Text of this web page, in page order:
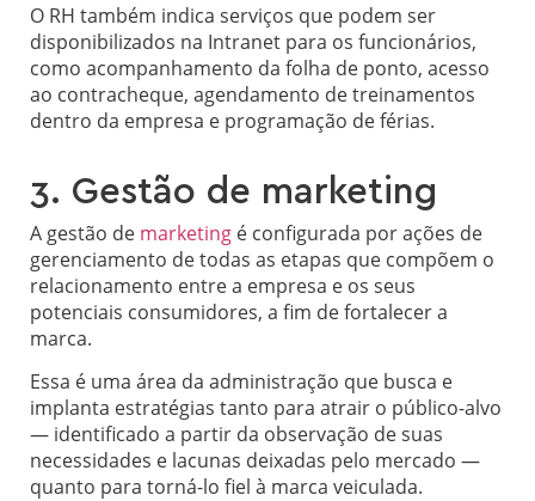
O RH também indica serviços que podem ser
disponibilizados na Intranet para os funcionários,
como acompanhamento da folha de ponto, acesso
ao contracheque, agendamento de treinamentos
dentro da empresa e programação de férias.
3. Gestão de marketing
A gestão de marketing é configurada por ações de
gerenciamento de todas as etapas que compõem o
relacionamento entre a empresa e os seus
potenciais consumidores, a fim de fortalecer a
marca.
Essa é uma área da administração que busca e
implanta estratégias tanto para atrair o público-alvo
— identificado a partir da observação de suas
necessidades e lacunas deixadas pelo mercado —
quanto para torná-lo fiel à marca veiculada.